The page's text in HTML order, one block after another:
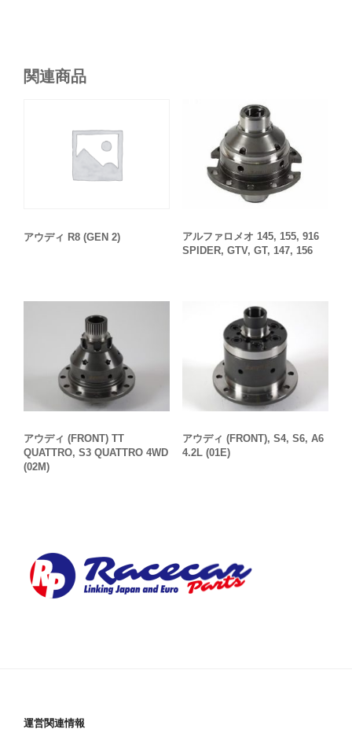
関連商品
アウディ R8 (GEN 2)
アルファロメオ 145, 155, 916
SPIDER, GTV, GT, 147, 156
アウディ (FRONT) TT
QUATTRO, S3 QUATTRO 4WD
(02M)
アウディ (FRONT), S4, S6, A6
4.2L (01E)
運営関連情報